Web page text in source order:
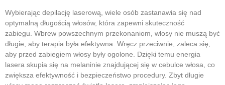
Wybierając depilację laserową, wiele osób zastanawia się nad
optymalną długością włosów, która zapewni skuteczność
zabiegu. Wbrew powszechnym przekonaniom, włosy nie muszą być
długie, aby terapia była efektywna. Wręcz przeciwnie, zaleca się,
aby przed zabiegiem włosy były ogolone. Dzięki temu energia
lasera skupia się na melaninie znajdującej się w cebulce włosa, co
zwiększa efektywność i bezpieczeństwo procedury. Zbyt długie